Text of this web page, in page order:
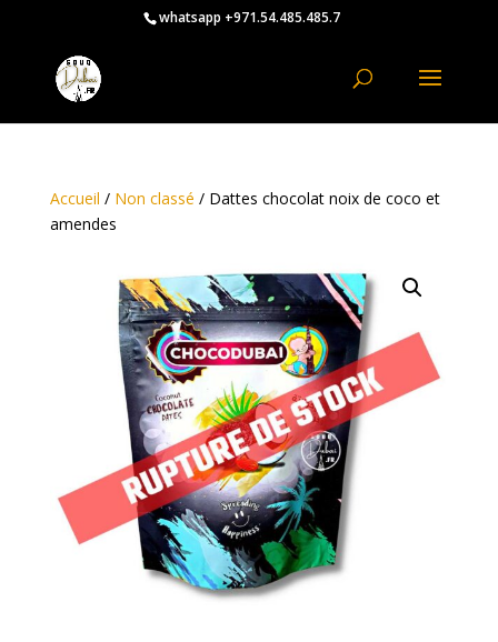
whatsapp +971.54.485.485.7
Accueil / Non classé / Dattes chocolat noix de coco et
amendes